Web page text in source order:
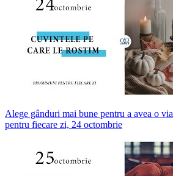
Alege gânduri mai bune pentru a avea o
pentru fiecare zi, 24 octombrie